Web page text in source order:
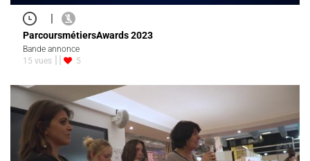
|
ParcoursmétiersAwards 2023
Bande annonce
15 vues
5